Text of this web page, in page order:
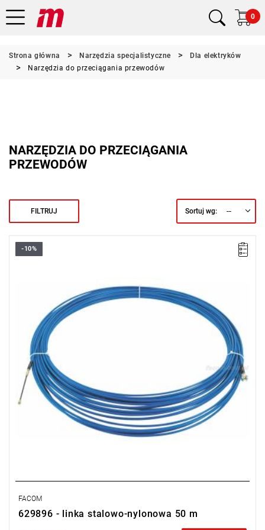
0
Strona główna Narzędzia specjalistyczne
Dla elektryków
Narzędzia do przeciągania przewodów
NARZĘDZIA DO PRZECIĄGANIA
PRZEWODÓW
FILTRUJ Sortuj wg: --
L: 50 m
-10%
FACOM
629896 - linka stalowo-nylonowa 50 m